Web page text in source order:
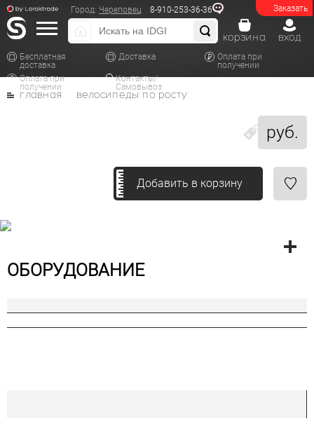
Заказать
Город: Череповец 8-910-253-36-36
Бесплатная
доставка
Доставка
Оплата при
получении
Оплата при
получении
Контакты/
Самовывоз
вход
корзина
руб.
главная велосипеды по росту
Добавить в корзину
ОБОРУДОВАНИЕ